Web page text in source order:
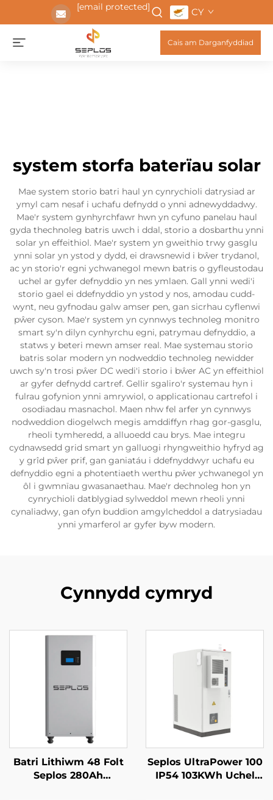
[email protected] CY
Cais am Darganfyddiad
system storfa baterïau solar
Mae system storio batri haul yn cynrychioli datrysiad ar
ymyl cam nesaf i uchafu defnydd o ynni adnewyddadwy.
Mae'r system gynhyrchfawr hwn yn cyfuno panelau haul
gyda thechnoleg batris uwch i ddal, storio a dosbarthu ynni
solar yn effeithiol. Mae'r system yn gweithio trwy gasglu
ynni solar yn ystod y dydd, ei drawsnewid i bŵer trydanol,
ac yn storio'r egni ychwanegol mewn batris o gyfleustodau
uchel ar gyfer defnyddio yn nes ymlaen. Gall ynni wedi'i
storio gael ei ddefnyddio yn ystod y nos, amodau cudd-
wynt, neu gyfnodau galw amser pen, gan sicrhau cyflenwi
pŵer cyson. Mae'r system yn cynnwys technoleg monitro
smart sy'n dilyn cynhyrchu egni, patrymau defnyddio, a
statws y beteri mewn amser real. Mae systemau storio
batris solar modern yn nodweddio technoleg newidder
uwch sy'n trosi pŵer DC wedi'i storio i bŵer AC yn effeithiol
ar gyfer defnydd cartref. Gellir sgaliro'r systemau hyn i
fulrau gofynion ynni amrywiol, o applicationau cartrefol i
osodiadau masnachol. Maen nhw fel arfer yn cynnwys
nodweddion diogelwch megis amddiffyn rhag gor-gasglu,
rheoli tymheredd, a alluoedd cau brys. Mae integru
cydnawsedd grid smart yn galluogi rhyngweithio hyfryd ag
y grîd pŵer prif, gan ganiatáu i ddefnyddwyr uchafu eu
defnyddio egni a photentiaeth werthu pŵer ychwanegol yn
ôl i gwmnïau gwasanaethau. Mae'r dechnoleg hon yn
cynrychioli datblygiad sylweddol mewn rheoli ynni
cynaliadwy, gan ofyn buddion amgylcheddol a datrysiadau
ynni ymarferol ar gyfer byw modern.
Cynnydd cymryd
Batri Lithiwm 48 Folt
Seplos 280Ah
Seplos UltraPower 100
IP54 103KWh Uchel